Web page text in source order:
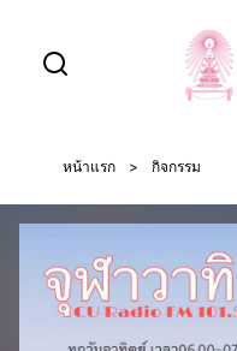
content
หน้าแรก > กิจกรรม